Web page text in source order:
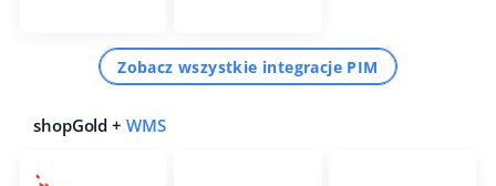
Zobacz wszystkie integracje PIM
shopGold + WMS